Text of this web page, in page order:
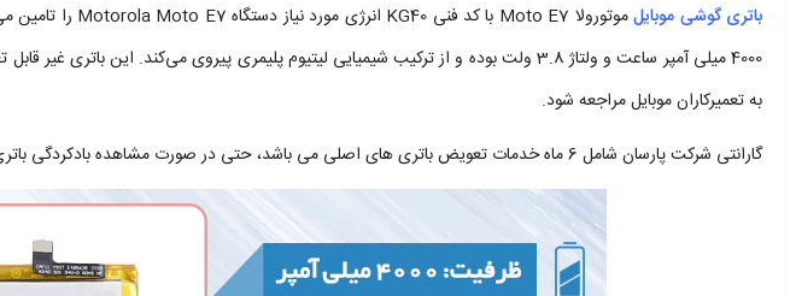
باتری گوشی موبایلموتورولا Moto E7 با کد فنی KG40 انرژی مورد نیاز دستگاه Motorola Moto E7 را تامین می‌نماید. این
4000 میلی آمپر ساعت و ولتاژ 3.8 ولت بوده و از ترکیب شیمیایی لیتیوم پلیمری پیروی می‌کند. این
به تعمیرکاران موبایل مراجعه شود.
گارانتی شرکت پارسان شامل 6 ماه خدمات تعویض باتری های اصلی می باشد، حتی در صورت مشاهده بادکردگی باتری، باتری گوشی شما تعویض می‌شود.